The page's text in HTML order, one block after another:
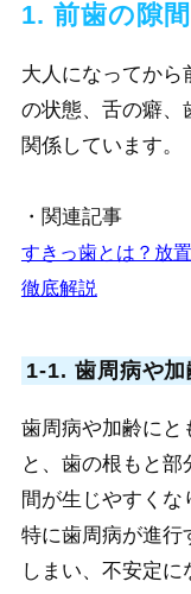
1. 前歯の隙
大人になってから
の状態、舌の癖、
関係しています。
・関連記事
すきっ歯とは？放
徹底解説
1-1. 歯周病や加
歯周病や加齢にと
と、歯の根もと
間が生じやすくな
特に歯周病が進行
しまい、不安定